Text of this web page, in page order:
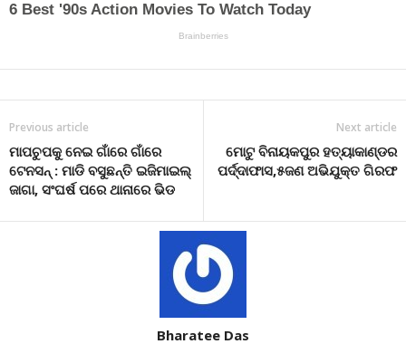
Previous article
ମାପଚୁପକୁ ନେଇ ଗାଁରେ ଗାଁରେ
ଟେନସନ୍ : ମାଡି ବସୁଛନ୍ତି ଇଜିମାଇଲ୍
ଜାଗା, ସଂଘର୍ଷ ପରେ ଥାନାରେ ଭିଡ
Next article
ମୋଟୁ ବିନାୟକପୁର ହତ୍ୟାକାଣ୍ଡର
ପର୍ଦ୍ଦାଫାସ,୫ଜଣ ଅଭିଯୁକ୍ତ ଗିରଫ
Bharatee Das